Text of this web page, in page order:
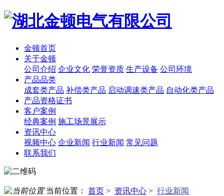
金顿首页
关于金顿
公司介绍 企业文化 荣誉资质 生产设备 公司环境
产品品类
成套类产品 补偿类产品 启动调速类产品 自动化类产品
产品资格证书
客户案例
经典案例 施工场景展示
资讯中心
视频中心 企业新闻 行业新闻 常见问题
联系我们
当前位置： 首页 > 资讯中心 > 行业新闻